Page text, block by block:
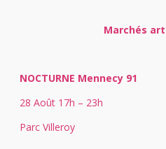
Marchés
NOCTURNE Mennecy 91
28 Août 17h – 23h
Parc Villeroy